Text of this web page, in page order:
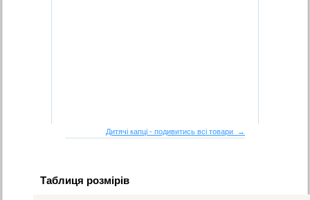
Дитячі капці - подивитись всі товари →
Таблиця розмірів